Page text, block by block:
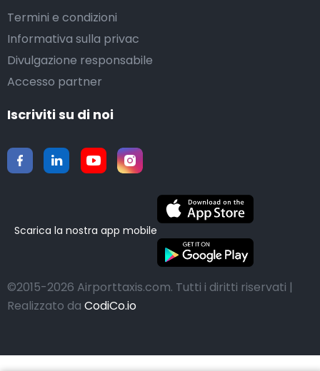
Termini e condizioni
Informativa sulla privac
Divulgazione responsabile
Accesso partner
Iscriviti su di noi
Scarica la nostra app mobile
©2015-2026 Airporttaxis.com. Tutti i diritti riservati |
Realizzato da CodiCo.io